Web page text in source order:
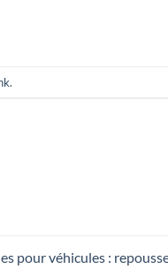
.
pour véhicules :